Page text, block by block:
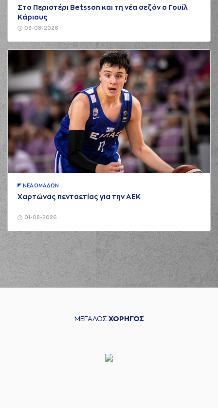
03-08-2026
Στο Περιστέρι Betsson και τη νέα σεζόν ο Γουίλ
Κάριους
01-08-2026
ΝΕA ΟΜAΔΩΝ
Χαρτώνας πενταετίας για την ΑΕΚ
ΜΕΓΑΛΟΣ ΧΟΡΗΓΟΣ